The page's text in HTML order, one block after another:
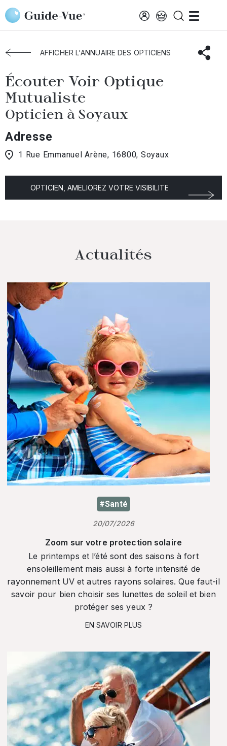
Aller au contenu principal
Accueil Choisir mon opticien
Écouter Voir Optique Mutualiste
AFFICHER L'ANNUAIRE DES OPTICIENS
Écouter Voir Optique
Mutualiste
Opticien à Soyaux
Adresse
1 Rue Emmanuel Arène, 16800, Soyaux
OPTICIEN, AMELIOREZ VOTRE VISIBILITE
Actualités
#Santé
20/07/2026
Zoom sur votre protection solaire
Le printemps et l’été sont des saisons à fort
ensoleillement mais aussi à forte intensité de
rayonnement UV et autres rayons solaires. Que faut-il
savoir pour bien choisir ses lunettes de soleil et bien
protéger ses yeux ?
EN SAVOIR PLUS